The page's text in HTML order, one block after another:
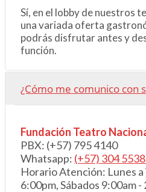
Sí, en el lobby de nuestros
una variada oferta
podrás disfrutar antes y
función.
¿Cómo me comunico con
Fundación Teatro
PBX: (+57) 795 4140
Whatsapp: (+57) 304
Horario Atención: Lunes a
6:00pm, Sábados 9:00am -